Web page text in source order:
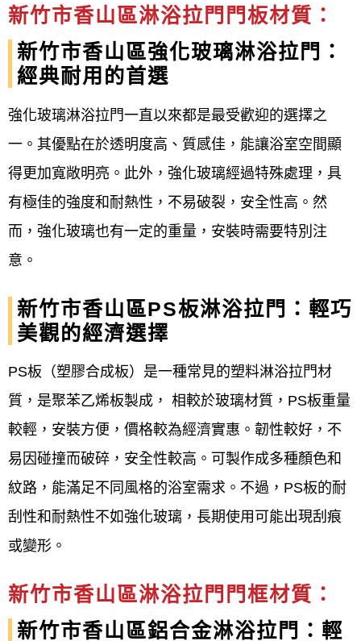
新竹市香山區淋浴拉門門板材質：
新竹市香山區強化玻璃淋浴拉門：
經典耐用的首選
強化玻璃淋浴拉門一直以來都是最受歡迎的選擇之
一。其優點在於透明度高、質感佳，能讓浴室空間顯
得更加寬敞明亮。此外，強化玻璃經過特殊處理，具
有極佳的強度和耐熱性，不易破裂，安全性高。然
而，強化玻璃也有一定的重量，安裝時需要特別注
意。
新竹市香山區PS板淋浴拉門：輕巧
美觀的經濟選擇
PS板（塑膠合成板）是一種常見的塑料淋浴拉門材
質，是聚苯乙烯板製成， 相較於玻璃材質，PS板重量
較輕，安裝方便，價格較為經濟實惠。韌性較好，不
易因碰撞而破碎，安全性較高。可製作成多種顏色和
紋路，能滿足不同風格的浴室需求。不過，PS板的耐
刮性和耐熱性不如強化玻璃，長期使用可能出現刮痕
或變形。
新竹市香山區淋浴拉門門框材質：
新竹市香山區鋁合金淋浴拉門：輕